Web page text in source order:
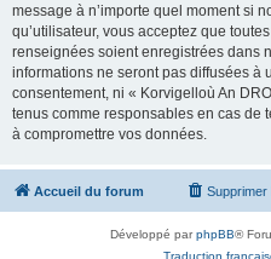
message à n’importe quel moment si
qu’utilisateur, vous acceptez que
renseignées soient enregistrées dans
informations ne seront pas diffusées à
consentement, ni « Korvigelloù An
tenus comme responsables en cas de
à compromettre vos données.
Accueil du forum Supprimer
Développé parphpBB®
Traduction